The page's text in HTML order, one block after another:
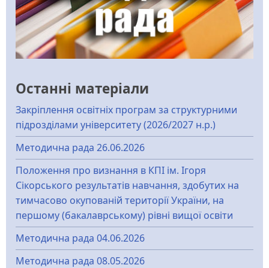
Останні матеріали
Закріплення освітніх програм за структурними
підрозділами університету (2026/2027 н.р.)
Методична рада 26.06.2026
Положення про визнання в КПІ ім. Ігоря
Сікорського результатів навчання, здобутих на
тимчасово окупованій території України, на
першому (бакалаврському) рівні вищої освіти
Методична рада 04.06.2026
Методична рада 08.05.2026